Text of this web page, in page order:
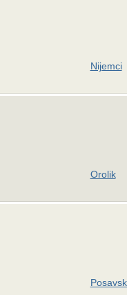
Nijemci
Orolik